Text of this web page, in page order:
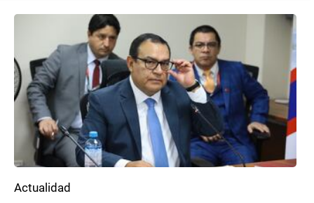
Actualidad